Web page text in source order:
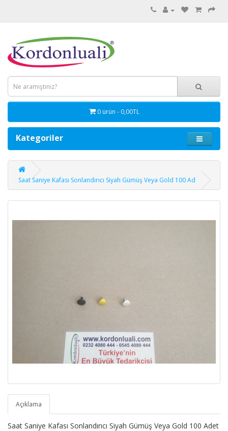
0 ürün - 0,00TL
Kategoriler
Saat Saniye Kafası Sonlandırıcı Siyah Gümüş Veya Gold 100 Ad
Açıklama
Saat Saniye Kafası Sonlandırıcı Siyah Gümüş Veya Gold 100 Adet